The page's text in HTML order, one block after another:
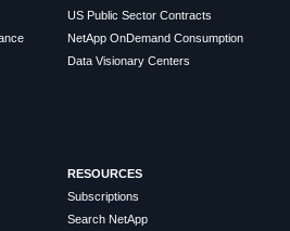
US Public Sector Contracts
NetApp OnDemand Consumption
Data Visionary Centers
RESOURCES
Subscriptions
Search NetApp